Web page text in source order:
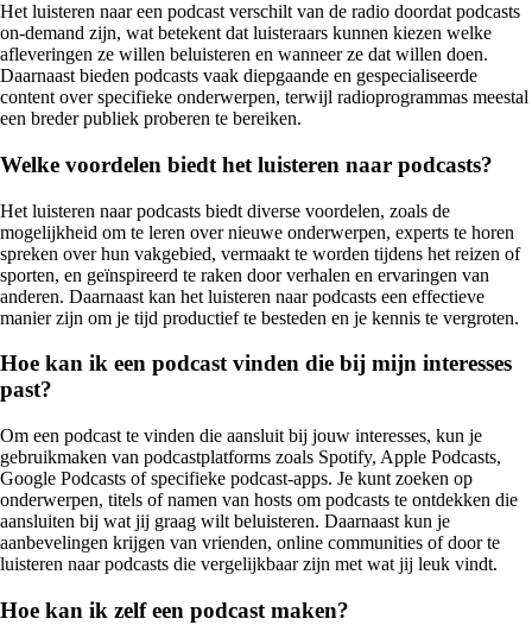
Het luisteren naar een podcast verschilt van de radio doordat podcasts
on-demand zijn, wat betekent dat luisteraars kunnen kiezen welke
afleveringen ze willen beluisteren en wanneer ze dat willen doen.
Daarnaast bieden podcasts vaak diepgaande en gespecialiseerde
content over specifieke onderwerpen, terwijl radioprogrammas meestal
een breder publiek proberen te bereiken.
Welke voordelen biedt het luisteren naar podcasts?
Het luisteren naar podcasts biedt diverse voordelen, zoals de
mogelijkheid om te leren over nieuwe onderwerpen, experts te horen
spreken over hun vakgebied, vermaakt te worden tijdens het reizen of
sporten, en geïnspireerd te raken door verhalen en ervaringen van
anderen. Daarnaast kan het luisteren naar podcasts een effectieve
manier zijn om je tijd productief te besteden en je kennis te vergroten.
Hoe kan ik een podcast vinden die bij mijn interesses
past?
Om een podcast te vinden die aansluit bij jouw interesses, kun je
gebruikmaken van podcastplatforms zoals Spotify, Apple Podcasts,
Google Podcasts of specifieke podcast-apps. Je kunt zoeken op
onderwerpen, titels of namen van hosts om podcasts te ontdekken die
aansluiten bij wat jij graag wilt beluisteren. Daarnaast kun je
aanbevelingen krijgen van vrienden, online communities of door te
luisteren naar podcasts die vergelijkbaar zijn met wat jij leuk vindt.
Hoe kan ik zelf een podcast maken?